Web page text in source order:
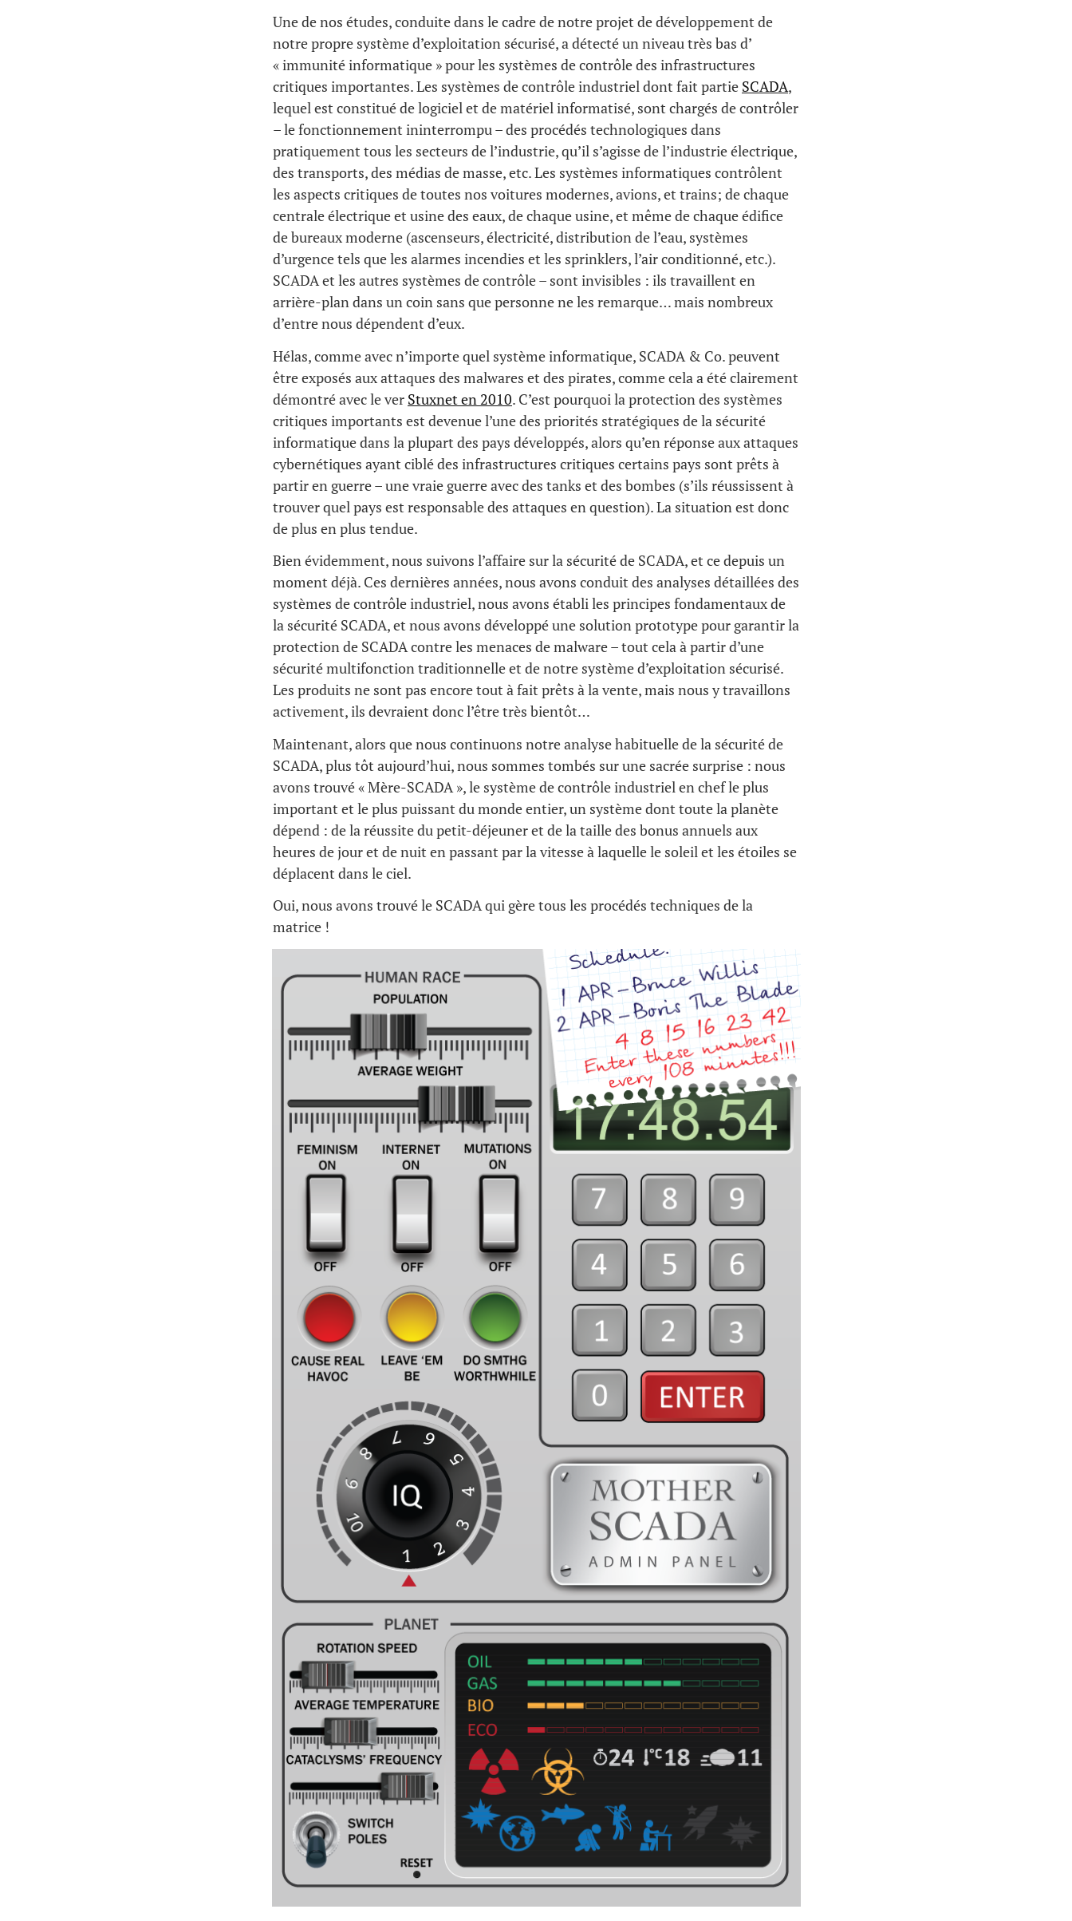
Une de nos études, conduite dans le cadre de notre projet de développement de
notre propre système d’exploitation sécurisé, a détecté un niveau très bas d’
« immunité informatique » pour les systèmes de contrôle des infrastructures
critiques importantes. Les systèmes de contrôle industriel dont fait partie SCADA,
lequel est constitué de logiciel et de matériel informatisé, sont chargés de contrôler
– le fonctionnement ininterrompu – des procédés technologiques dans
pratiquement tous les secteurs de l’industrie, qu’il s’agisse de l’industrie électrique,
des transports, des médias de masse, etc. Les systèmes informatiques contrôlent
les aspects critiques de toutes nos voitures modernes, avions, et trains; de chaque
centrale électrique et usine des eaux, de chaque usine, et même de chaque édifice
de bureaux moderne (ascenseurs, électricité, distribution de l’eau, systèmes
d’urgence tels que les alarmes incendies et les sprinklers, l’air conditionné, etc.).
SCADA et les autres systèmes de contrôle – sont invisibles : ils travaillent en
arrière-plan dans un coin sans que personne ne les remarque… mais nombreux
d’entre nous dépendent d’eux.
Hélas, comme avec n’importe quel système informatique, SCADA & Co. peuvent
être exposés aux attaques des malwares et des pirates, comme cela a été clairement
démontré avec le ver Stuxnet en 2010. C’est pourquoi la protection des systèmes
critiques importants est devenue l’une des priorités stratégiques de la sécurité
informatique dans la plupart des pays développés, alors qu’en réponse aux attaques
cybernétiques ayant ciblé des infrastructures critiques certains pays sont prêts à
partir en guerre – une vraie guerre avec des tanks et des bombes (s’ils réussissent à
trouver quel pays est responsable des attaques en question). La situation est donc
de plus en plus tendue.
Bien évidemment, nous suivons l’affaire sur la sécurité de SCADA, et ce depuis un
moment déjà. Ces dernières années, nous avons conduit des analyses détaillées des
systèmes de contrôle industriel, nous avons établi les principes fondamentaux de
la sécurité SCADA, et nous avons développé une solution prototype pour garantir la
protection de SCADA contre les menaces de malware – tout cela à partir d’une
sécurité multifonction traditionnelle et de notre système d’exploitation sécurisé.
Les produits ne sont pas encore tout à fait prêts à la vente, mais nous y travaillons
activement, ils devraient donc l’être très bientôt…
Maintenant, alors que nous continuons notre analyse habituelle de la sécurité de
SCADA, plus tôt aujourd’hui, nous sommes tombés sur une sacrée surprise : nous
avons trouvé « Mère-SCADA », le système de contrôle industriel en chef le plus
important et le plus puissant du monde entier, un système dont toute la planète
dépend : de la réussite du petit-déjeuner et de la taille des bonus annuels aux
heures de jour et de nuit en passant par la vitesse à laquelle le soleil et les étoiles se
déplacent dans le ciel.
Oui, nous avons trouvé le SCADA qui gère tous les procédés techniques de la
matrice !